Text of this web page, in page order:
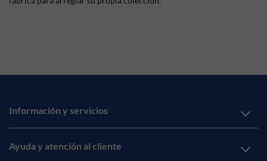
Información y servicios
Ayuda y atención al cliente